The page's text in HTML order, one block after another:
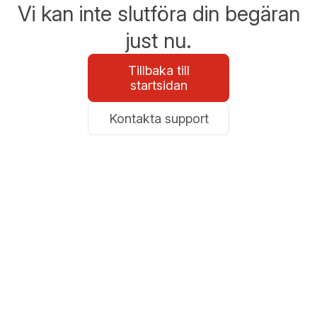
Vi kan inte slutföra din begäran
just nu.
Tillbaka till
startsidan
Kontakta support